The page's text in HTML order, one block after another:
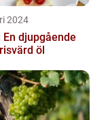
2024
En djupgående
öl